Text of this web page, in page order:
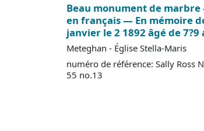
Beau monument de
en français — En mémoire
janvier le 2 1892 âgé de 7?9
Meteghan - Église Stella-Maris
numéro de référence: Sally Ross
55 no.13